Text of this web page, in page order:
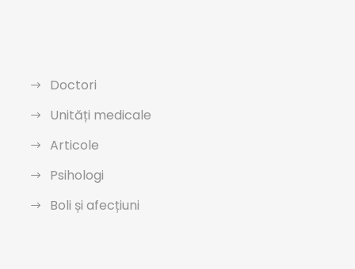
Doctori
Unități medicale
Articole
Psihologi
Boli și afecțiuni